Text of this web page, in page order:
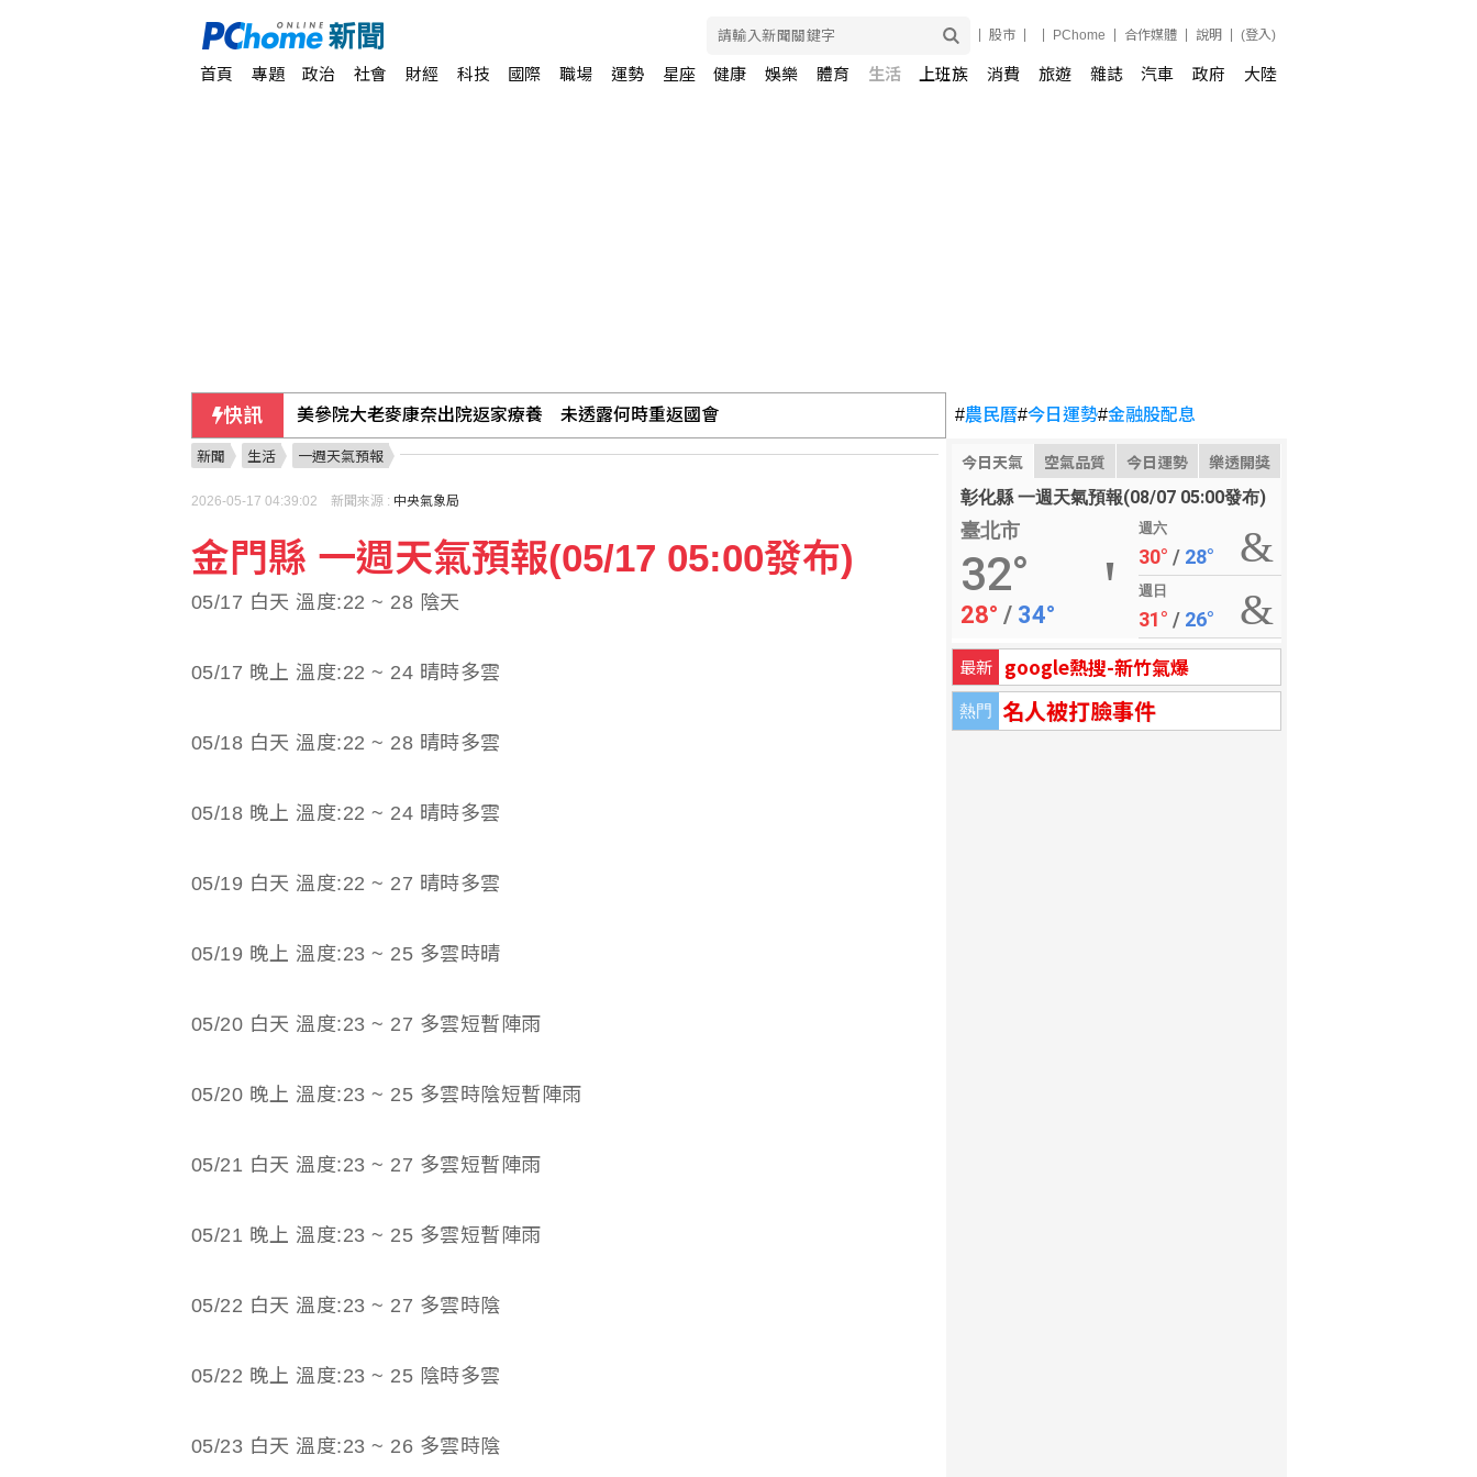
股市 PChome 合作媒體 說明 (登入)
首頁 專題 政治 社會 財經 科技 國際 職場 運勢 星座 健康 娛樂 體育 生活 上班族 消費 旅遊 雜誌 汽車 政府 大陸
快訊 美參院大老麥康奈出院返家療養 未透露何時重返國會 #農民曆#今日運勢#金融股配息
今日天氣 空氣品質 今日運勢 樂透開獎
彰化縣 一週天氣預報(08/07 05:00發布)
臺北市
32°
28° / 34°
週六
30° / 28°
週日
31° / 26°
最新 google熱搜-新竹氣爆
熱門 名人被打臉事件
新聞 生活 一週天氣預報
2026-05-17 04:39:02 新聞來源 : 中央氣象局
金門縣 一週天氣預報(05/17 05:00發布)
05/17 白天 溫度:22 ~ 28 陰天
05/17 晚上 溫度:22 ~ 24 晴時多雲
05/18 白天 溫度:22 ~ 28 晴時多雲
05/18 晚上 溫度:22 ~ 24 晴時多雲
05/19 白天 溫度:22 ~ 27 晴時多雲
05/19 晚上 溫度:23 ~ 25 多雲時晴
05/20 白天 溫度:23 ~ 27 多雲短暫陣雨
05/20 晚上 溫度:23 ~ 25 多雲時陰短暫陣雨
05/21 白天 溫度:23 ~ 27 多雲短暫陣雨
05/21 晚上 溫度:23 ~ 25 多雲短暫陣雨
05/22 白天 溫度:23 ~ 27 多雲時陰
05/22 晚上 溫度:23 ~ 25 陰時多雲
05/23 白天 溫度:23 ~ 26 多雲時陰